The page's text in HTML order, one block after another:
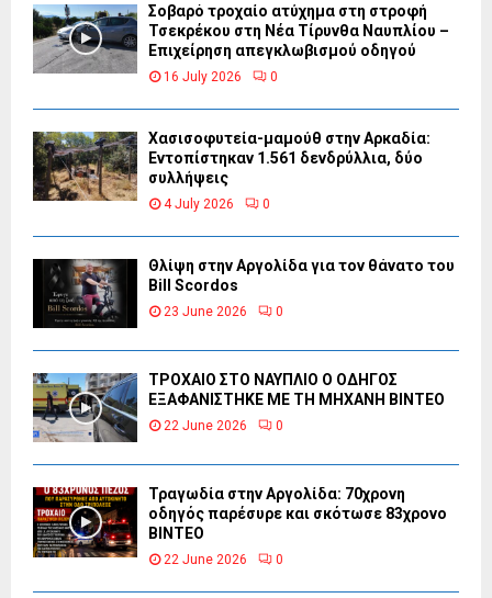
Σοβαρό τροχαίο ατύχημα στη στροφή
Τσεκρέκου στη Νέα Τίρυνθα Ναυπλίου –
Επιχείρηση απεγκλωβισμού οδηγού
16 July 2026 0
Χασισοφυτεία-μαμούθ στην Αρκαδία:
Εντοπίστηκαν 1.561 δενδρύλλια, δύο
συλλήψεις
4 July 2026 0
Θλίψη στην Αργολίδα για τον θάνατο του
Bill Scordos
23 June 2026 0
ΤΡΟΧΑΙΟ ΣΤΟ ΝΑΥΠΛΙΟ Ο ΟΔΗΓΟΣ
ΕΞΑΦΑΝΙΣΤΗΚΕ ΜΕ ΤΗ ΜΗΧΑΝΗ ΒΙΝΤΕΟ
22 June 2026 0
Τραγωδία στην Αργολίδα: 70χρονη
οδηγός παρέσυρε και σκότωσε 83χρονο
ΒΙΝΤΕΟ
22 June 2026 0